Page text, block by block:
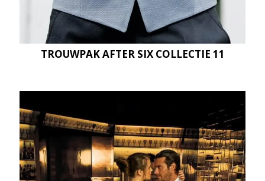
TROUWPAK AFTER SIX COLLECTIE 11